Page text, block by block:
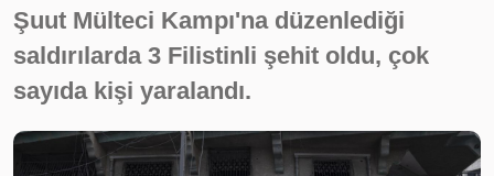
Şuut Mülteci Kampı'na düzenlediği
saldırılarda 3 Filistinli şehit oldu, çok
sayıda kişi yaralandı.